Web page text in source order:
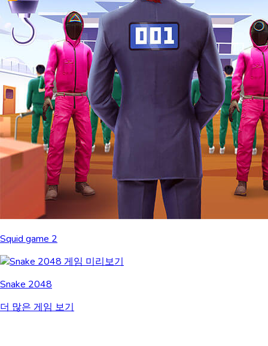
Squid game 2
Snake 2048
더 많은 게임 보기